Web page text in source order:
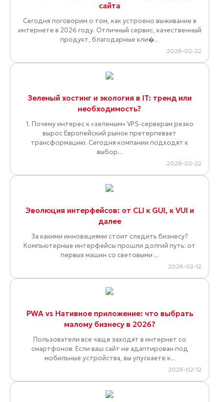
сайта
Сегодня поговорим о том, как устроено выживание в
интернете в 2026 году. Отличный сервис, качественный
продукт, благодарные кли�...
2026-02-22
Зеленый хостинг и экология в IT: тренд или
необходимость?
1. Почему интерес к «зеленым» VPS-серверам резко
вырос Европейский рынок претерпевает
трансформацию. Сегодня компании подходят к
выбор...
2026-02-22
Эволюция интерфейсов: от CLI к GUI, к VUI и
далее
За какими инновациями стоит следить бизнесу?
Компьютерные интерфейсы прошли долгий путь: от
первых машин со световыми ...
2026-02-12
PWA vs Нативное приложение: что выбрать
малому бизнесу в 2026?
Пользователи все чаще заходят в интернет со
смартфонов. Если ваш сайт не адаптирован под
мобильные устройства, вы упускаете к...
2026-02-12